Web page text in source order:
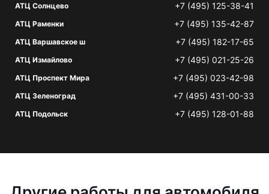
АТЦ Солнцево +7 (495) 125-38-41
АТЦ Раменки +7 (495) 135-42-87
АТЦ Варшавское ш +7 (495) 182-17-65
АТЦ Измайлово +7 (495) 021-25-26
АТЦ Проспект Мира +7 (495) 023-42-98
АТЦ Зеленоград +7 (495) 431-00-33
АТЦ Подольск +7 (495) 128-01-88